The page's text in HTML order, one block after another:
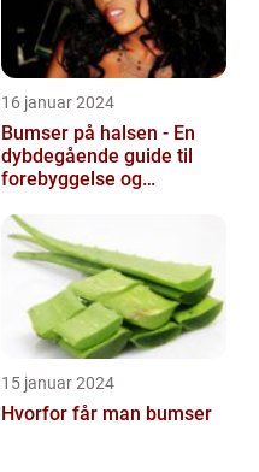
16 januar 2024
Bumser på halsen - En
dybdegående guide til
forebyggelse og
15 januar 2024
Hvorfor får man bumser